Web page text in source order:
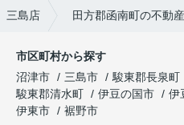
三島店 田方郡函南町の不動
市区町村から探す
沼津市
三島市 駿東郡長泉町
駿東郡清水町
伊豆の国市 伊
伊東市
裾野市